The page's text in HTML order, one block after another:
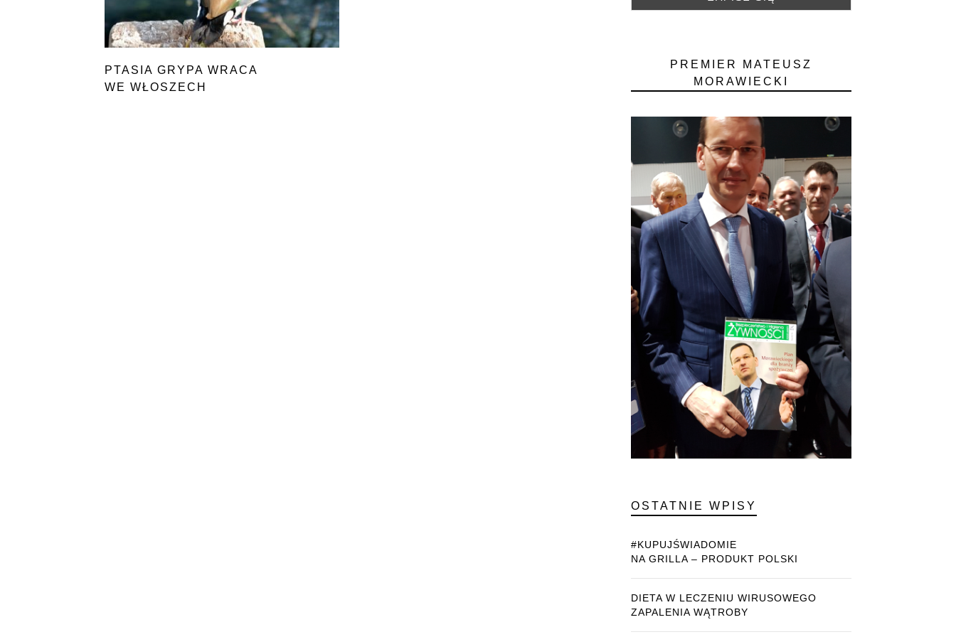
PTASIA GRYPA WRACA
WE WŁOSZECH
PREMIER MATEUSZ
MORAWIECKI
OSTATNIE WPISY
#KUPUJŚWIADOMIE
NA GRILLA – PRODUKT POLSKI
DIETA W LECZENIU WIRUSOWEGO
ZAPALENIA WĄTROBY